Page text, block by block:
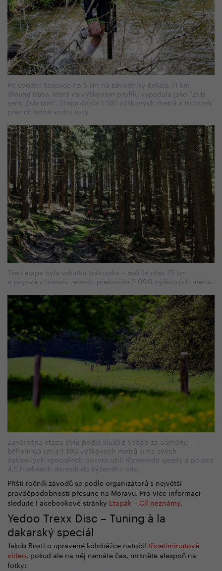
Po úvodní časovce na 5 km na závodníky čekala 71 km
dlouhá trasa, která ve výškovém profilu vypadala jako “Zub
sem. Zub tam“. Etapa čítala 1 591 výškových metrů a tři brody
přes chladné vodní toky.
Třetí etapa byla vskutku královská –⁠ měřila přes 75 km
a poprvé v historii závodu překročila 2 000 výškových metrů.
Závěrečná etapa byla podle kluků z Yedoo za odměnu -
během 65 km a 1 190 výškových metrů si na svých
dakarských speciálech dosyta užili různorodé sjezdy a po cca
4,5 hodinách dorazili do kýženého cíle.
Příští ročník závodů se podle organizátorů s největší
pravděpodobností přesune na Moravu. Pro více informací
sledujte Facebookové stránky Etapák – Cíl neznámý.
Yedoo Trexx Disc – Tuning à la
dakarský speciál
Jakub Bostl o upravené koloběžce natočil třicetiminutové
video, pokud ale na něj nemáte čas, mrkněte alespoň na
fotky: